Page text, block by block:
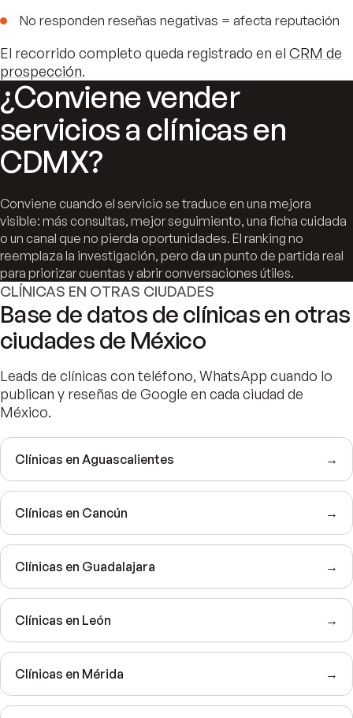
No responden reseñas negativas = afecta reputación
El recorrido completo queda registrado en el CRM de
prospección.
¿Conviene vender
servicios a clínicas en
CDMX?
Conviene cuando el servicio se traduce en una mejora
visible: más consultas, mejor seguimiento, una ficha cuidada
o un canal que no pierda oportunidades. El ranking no
reemplaza la investigación, pero da un punto de partida real
para priorizar cuentas y abrir conversaciones útiles.
CLÍNICAS EN OTRAS CIUDADES
Base de datos de clínicas en otras
ciudades de México
Leads de clínicas con teléfono, WhatsApp cuando lo
publican y reseñas de Google en cada ciudad de
México.
Clínicas en Aguascalientes →
Clínicas en Cancún →
Clínicas en Guadalajara →
Clínicas en León →
Clínicas en Mérida →